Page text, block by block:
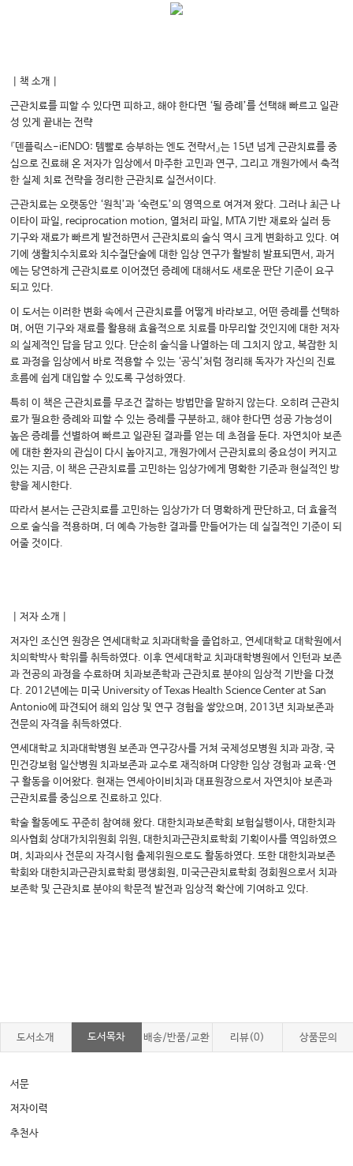
｜책 소개｜
근관치료를 피할 수 있다면 피하고, 해야 한다면 ‘될 증례’를 선택해 빠르고 일관
성 있게 끝내는 전략
『덴플릭스-iENDO: 템빨로 승부하는 엔도 전략서』는 15년 넘게 근관치료를 중
심으로 진료해 온 저자가 임상에서 마주한 고민과 연구, 그리고 개원가에서 축적
한 실제 치료 전략을 정리한 근관치료 실전서이다.
근관치료는 오랫동안 ‘원칙’과 ‘숙련도’의 영역으로 여겨져 왔다. 그러나 최근 나
이타이 파일, reciprocation motion, 열처리 파일, MTA 기반 재료와 실러 등
기구와 재료가 빠르게 발전하면서 근관치료의 술식 역시 크게 변화하고 있다. 여
기에 생활치수치료와 치수절단술에 대한 임상 연구가 활발히 발표되면서, 과거
에는 당연하게 근관치료로 이어졌던 증례에 대해서도 새로운 판단 기준이 요구
되고 있다.
이 도서는 이러한 변화 속에서 근관치료를 어떻게 바라보고, 어떤 증례를 선택하
며, 어떤 기구와 재료를 활용해 효율적으로 치료를 마무리할 것인지에 대한 저자
의 실제적인 답을 담고 있다. 단순히 술식을 나열하는 데 그치지 않고, 복잡한 치
료 과정을 임상에서 바로 적용할 수 있는 ‘공식’처럼 정리해 독자가 자신의 진료
흐름에 쉽게 대입할 수 있도록 구성하였다.
특히 이 책은 근관치료를 무조건 잘하는 방법만을 말하지 않는다. 오히려 근관치
료가 필요한 증례와 피할 수 있는 증례를 구분하고, 해야 한다면 성공 가능성이
높은 증례를 선별하여 빠르고 일관된 결과를 얻는 데 초점을 둔다. 자연치아 보존
에 대한 환자의 관심이 다시 높아지고, 개원가에서 근관치료의 중요성이 커지고
있는 지금, 이 책은 근관치료를 고민하는 임상가에게 명확한 기준과 현실적인 방
향을 제시한다.
따라서 본서는 근관치료를 고민하는 임상가가 더 명확하게 판단하고, 더 효율적
으로 술식을 적용하며, 더 예측 가능한 결과를 만들어가는 데 실질적인 기준이 되
어줄 것이다.
｜저자 소개｜
저자인 조신연 원장은 연세대학교 치과대학을 졸업하고, 연세대학교 대학원에서
치의학박사 학위를 취득하였다. 이후 연세대학교 치과대학병원에서 인턴과 보존
과 전공의 과정을 수료하며 치과보존학과 근관치료 분야의 임상적 기반을 다졌
다. 2012년에는 미국 University of Texas Health Science Center at San
Antonio에 파견되어 해외 임상 및 연구 경험을 쌓았으며, 2013년 치과보존과
전문의 자격을 취득하였다.
연세대학교 치과대학병원 보존과 연구강사를 거쳐 국제성모병원 치과 과장, 국
민건강보험 일산병원 치과보존과 교수로 재직하며 다양한 임상 경험과 교육·연
구 활동을 이어왔다. 현재는 연세아이비치과 대표원장으로서 자연치아 보존과
근관치료를 중심으로 진료하고 있다.
학술 활동에도 꾸준히 참여해 왔다. 대한치과보존학회 보험실행이사, 대한치과
의사협회 상대가치위원회 위원, 대한치과근관치료학회 기획이사를 역임하였으
며, 치과의사 전문의 자격시험 출제위원으로도 활동하였다. 또한 대한치과보존
학회와 대한치과근관치료학회 평생회원, 미국근관치료학회 정회원으로서 치과
보존학 및 근관치료 분야의 학문적 발전과 임상적 확산에 기여하고 있다.
도서소개 도서목차 배송/반품/교환 리뷰(0) 상품문의
서문
저자이력
추천사